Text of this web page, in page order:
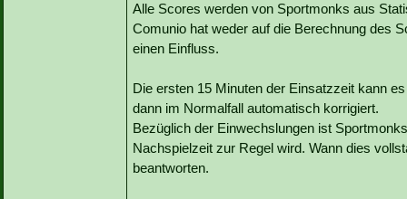
Alle Scores werden von Sportmonks aus
Comunio hat weder auf die Berechnung des
einen Einfluss.
Die ersten 15 Minuten der Einsatzzeit kann
dann im Normalfall automatisch korrigiert.
Bezüglich der Einwechslungen ist
Nachspielzeit zur Regel wird. Wann dies
beantworten.